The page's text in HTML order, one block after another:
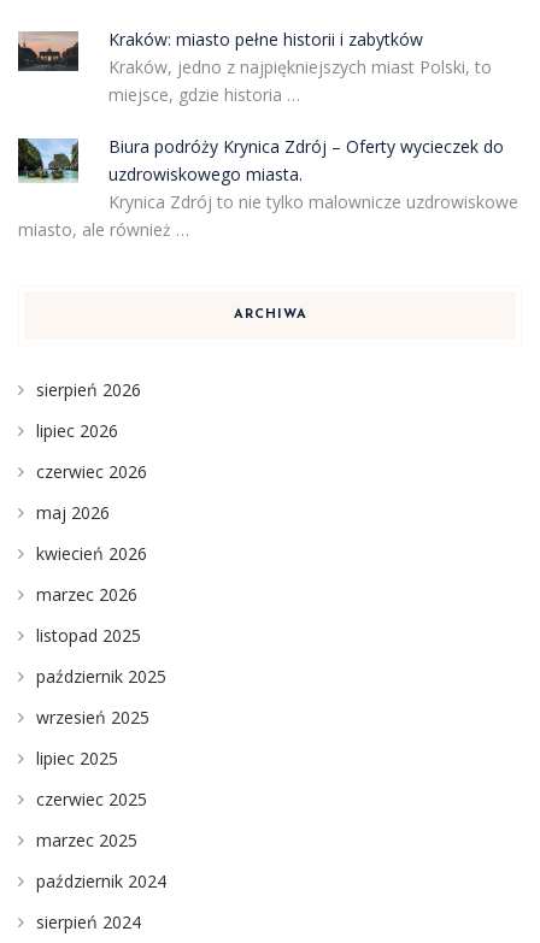
Kraków: miasto pełne historii i zabytków
Kraków, jedno z najpiękniejszych miast Polski, to
miejsce, gdzie historia …
Biura podróży Krynica Zdrój – Oferty wycieczek do
uzdrowiskowego miasta.
Krynica Zdrój to nie tylko malownicze uzdrowiskowe
miasto, ale również …
ARCHIWA
sierpień 2026
lipiec 2026
czerwiec 2026
maj 2026
kwiecień 2026
marzec 2026
listopad 2025
październik 2025
wrzesień 2025
lipiec 2025
czerwiec 2025
marzec 2025
październik 2024
sierpień 2024